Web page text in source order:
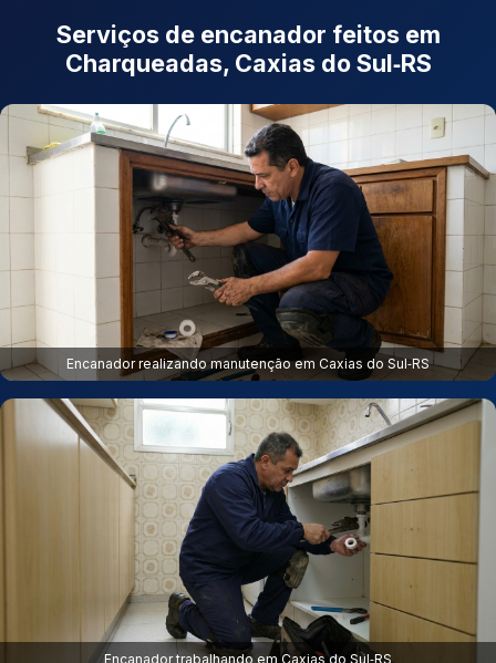
Serviços de encanador feitos em
Charqueadas, Caxias do Sul‑RS
Encanador realizando manutenção em Caxias do Sul‑RS
Encanador trabalhando em Caxias do Sul‑RS